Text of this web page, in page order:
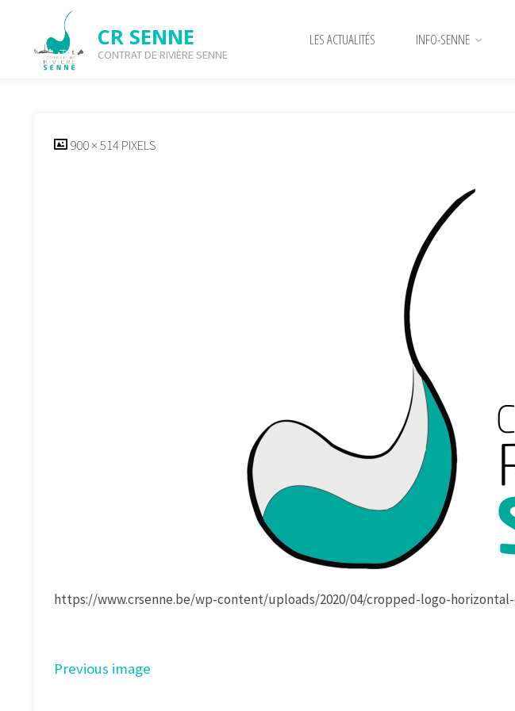
content
CR SENNE
CONTRAT DE RIVIÈRE SENNE
LES ACTUALITÉS INFO-SENNE
cropped-logo-horizontal-
FULL900 × 514PIXELS
https://www.crsenne.be/wp-content/uploads/2020/04/cropped-logo-horizontal-
Previous image